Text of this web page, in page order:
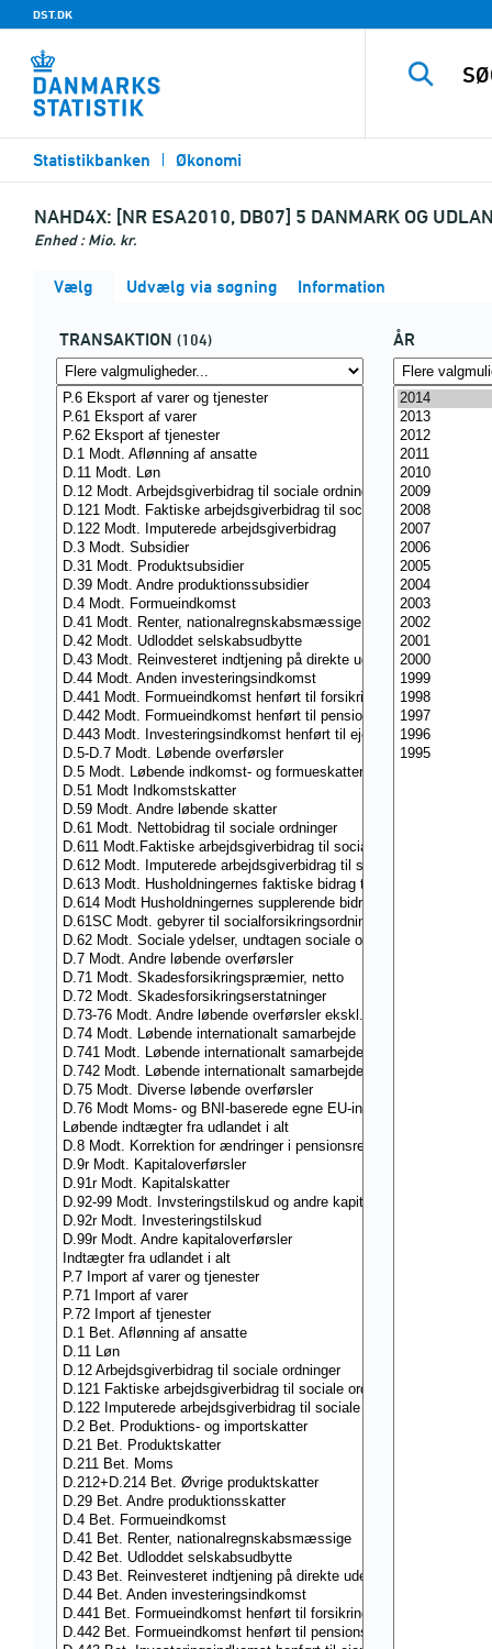
DST.DK
Statistikbanken Økonomi
NAHD4X: [NR ESA2010, DB07] 5 DANMARK OG
Enhed : Mio. kr.
Vælg Udvælg via søgning Information
TRANSAKTION (104) ÅR